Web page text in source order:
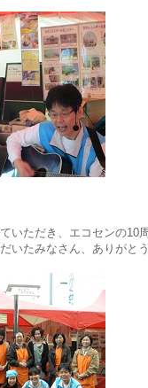
いただき、エコセンの10
いたみなさん、ありがと